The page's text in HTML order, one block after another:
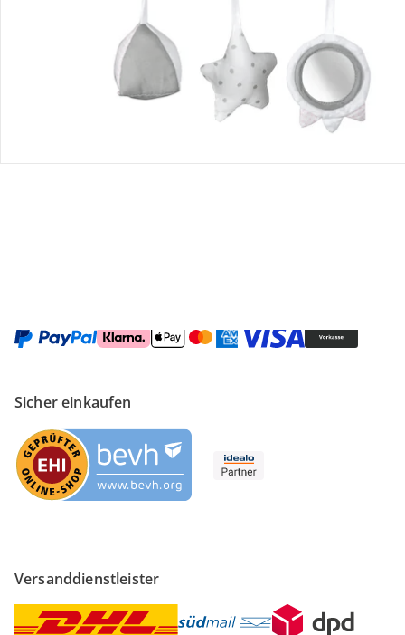
Kontakt & Service
Sicher einkaufen
Versanddienstleister